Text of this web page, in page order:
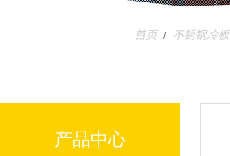
首页 / 不锈钢冷板
产品中心